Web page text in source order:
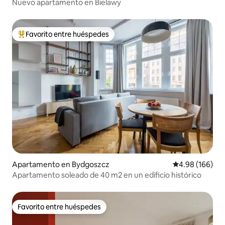
Nuevo apartamento en Bielawy
Favorito entre huéspedes preferido
Favorito entre huéspedes
Apartamento en Bydgoszcz Calificación
4.98 (166)
Apartamento soleado de 40 m2 en un edificio histórico
Favorito entre huéspedes
Favorito entre huéspedes